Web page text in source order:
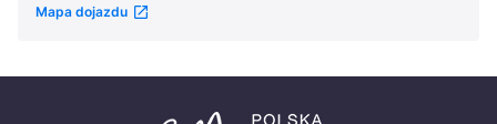
Mapa dojazdu